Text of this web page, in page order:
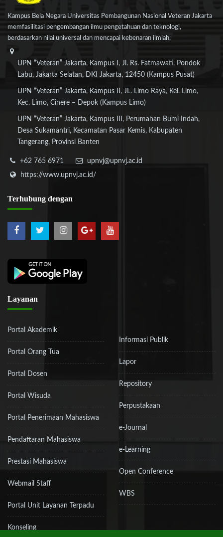
Kampus Bela Negara Universitas Pembangunan Nasional Veteran Jakarta
memfasilitasi pengembangan ilmu pengetahuan dan teknologi,
berdasarkan nilai universal dan mencapai kebenaran ilmiah.
UPN “Veteran” Jakarta, Kampus I, Jl. Rs. Fatmawati, Pondok
Labu, Jakarta Selatan, DKI Jakarta, 12450 (Kampus Pusat)
UPN “Veteran” Jakarta, Kampus II, JL. Limo Raya, Kel. Limo,
Kec. Limo, Cinere – Depok (Kampus Limo)
UPN “Veteran” Jakarta, Kampus III, Perumahan Bumi Indah,
Desa Sukamantri, Kecamatan Pasar Kemis, Kabupaten
Tangerang, Provinsi Banten
+62 765 6971
upnvj@upnvj.ac.id
https://www.upnvj.ac.id/
Terhubung dengan
Layanan
Portal Akademik
Portal Orang Tua
Portal Dosen
Portal Wisuda
Portal Penerimaan Mahasiswa
Pendaftaran Mahasiswa
Prestasi Mahasiswa
Webmail Staff
Portal Unit Layanan Terpadu
Konseling
Informasi Publik
Lapor
Repository
Perpustakaan
e-Journal
e-Learning
Open Conference
WBS